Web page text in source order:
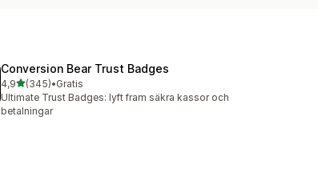
Conversion Bear Trust Badges
4,9av 5 stjärnor
(345)
345 recensioner totalt
•Gratis
Ultimate Trust Badges: lyft fram säkra kassor och
betalningar